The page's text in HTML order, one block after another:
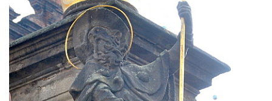
Sloup Panny Marie ve Sloupu v Čechách
Sloup Nejsvětější Trojice s korunováním
Panny Marie v Karlových Varech
Sloup Panny Marie v Chrastavě
Sloup Panny Marie v Liberci-Ruprechticích
Sloup Panny Marie v Kravařích